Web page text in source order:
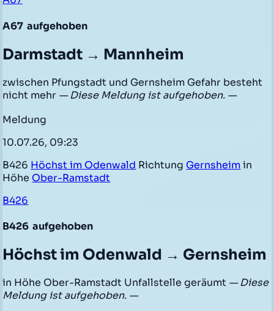
A67 aufgehoben
Darmstadt → Mannheim
zwischen Pfungstadt und Gernsheim Gefahr besteht
nicht mehr — Diese Meldung ist aufgehoben. —
Meldung
10.07.26, 09:23
B426 Höchst im Odenwald Richtung Gernsheimin
Höhe Ober-Ramstadt
B426
B426 aufgehoben
Höchst im Odenwald → Gernsheim
in Höhe Ober-Ramstadt Unfallstelle geräumt — Diese
Meldung ist aufgehoben. —